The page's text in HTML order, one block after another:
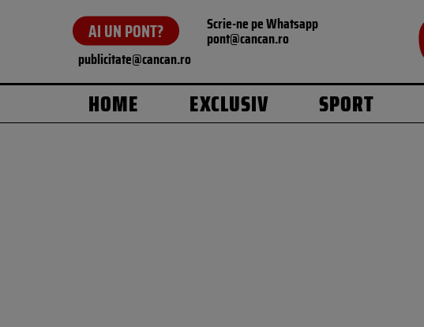
AI UN PONT? Scrie-ne pe Whatsapp
pont@cancan.ro
publicitate@cancan.ro
HOME EXCLUSIV SPORT